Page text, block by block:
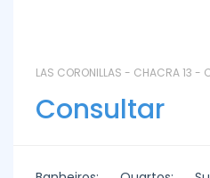
LAS CORONILLAS - CHACRA
Consultar